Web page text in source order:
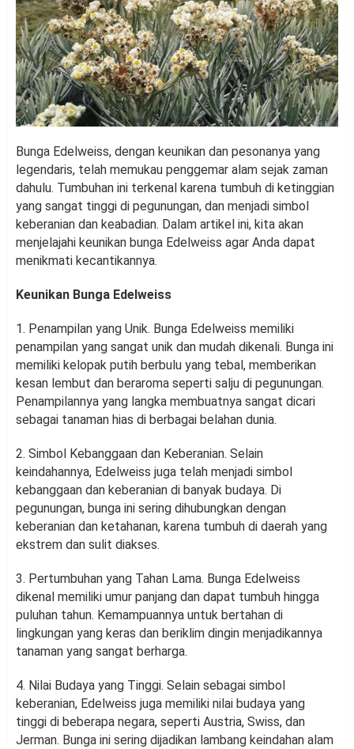
Bunga Edelweiss, dengan keunikan dan pesonanya yang
legendaris, telah memukau penggemar alam sejak zaman
dahulu. Tumbuhan ini terkenal karena tumbuh di ketinggian
yang sangat tinggi di pegunungan, dan menjadi simbol
keberanian dan keabadian. Dalam artikel ini, kita akan
menjelajahi keunikan bunga Edelweiss agar Anda dapat
menikmati kecantikannya.
Keunikan Bunga Edelweiss
1. Penampilan yang Unik. Bunga Edelweiss memiliki
penampilan yang sangat unik dan mudah dikenali. Bunga ini
memiliki kelopak putih berbulu yang tebal, memberikan
kesan lembut dan beraroma seperti salju di pegunungan.
Penampilannya yang langka membuatnya sangat dicari
sebagai tanaman hias di berbagai belahan dunia.
2. Simbol Kebanggaan dan Keberanian. Selain
keindahannya, Edelweiss juga telah menjadi simbol
kebanggaan dan keberanian di banyak budaya. Di
pegunungan, bunga ini sering dihubungkan dengan
keberanian dan ketahanan, karena tumbuh di daerah yang
ekstrem dan sulit diakses.
3. Pertumbuhan yang Tahan Lama. Bunga Edelweiss
dikenal memiliki umur panjang dan dapat tumbuh hingga
puluhan tahun. Kemampuannya untuk bertahan di
lingkungan yang keras dan beriklim dingin menjadikannya
tanaman yang sangat berharga.
4. Nilai Budaya yang Tinggi. Selain sebagai simbol
keberanian, Edelweiss juga memiliki nilai budaya yang
tinggi di beberapa negara, seperti Austria, Swiss, dan
Jerman. Bunga ini sering dijadikan lambang keindahan alam